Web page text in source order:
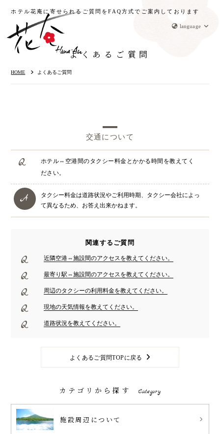
ホテル花庵に寄せられるご質問をF A Q方式でご案内しております
language
よくあるご質問
HOME よくあるご質問
交通について
ホテル⇔空港間のタクシー料金とかかる時間を教えてく
ださい。
タクシー料金は道路状況やご利用時期、タクシー会社によっ
て異なるため、お答え出来かねます。
関連するご質問
近隣空港⇔施設間のアクセスを教えてください。
最寄り駅⇔施設間のアクセスを教えてください。
周辺のタクシーの利用料金を教えてください。
現地の天気情報を教えてください。
道路状況を教えてください。
よくあるご質問TOPに戻る
カテゴリから探す Category
施設周辺について